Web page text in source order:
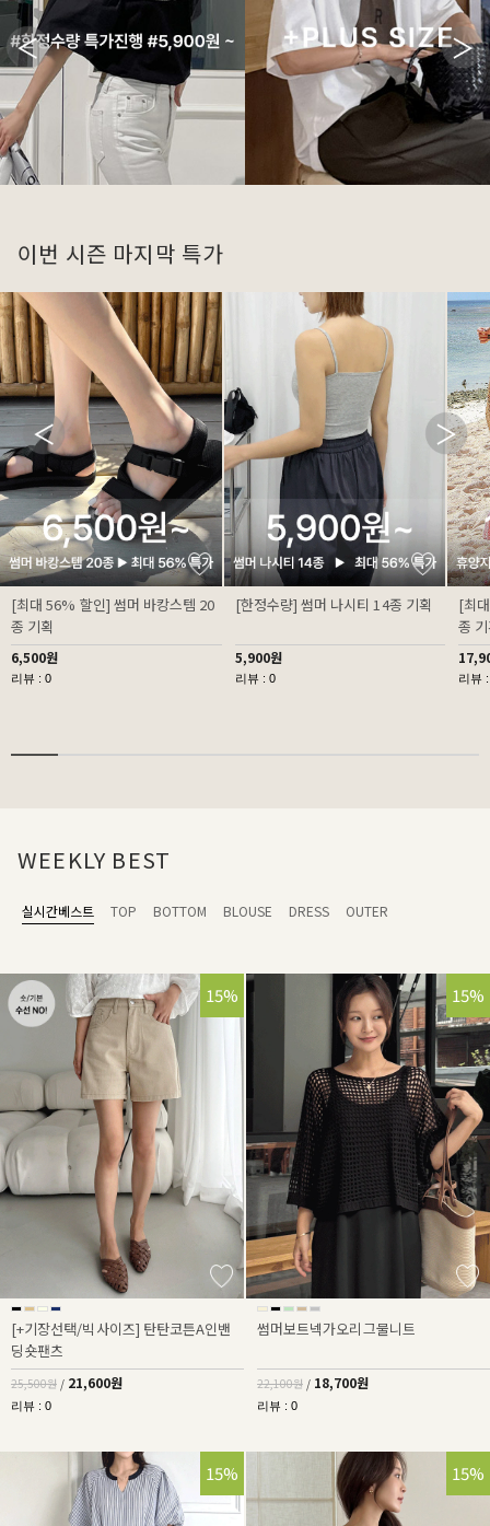
이번 시즌 마지막 특가
[최대 56% 할인] 썸머 바캉스템 20
종 기획
6,500원
리뷰 : 0
[한정수량] 썸머 나시티 14종 기획
5,900원
리뷰 : 0
[최
종
리뷰
WEEKLY BEST
실시간베스트 TOP BOTTOM BLOUSE DRESS OUTER
15%
[+기장선택/빅사이즈] 탄탄코튼A인밴
딩숏팬츠
25,500원 / 21,600원
리뷰 : 0
15%
썸머보트넥가오리그물니트
22,100원 / 18,700원
리뷰 : 0
15% 15%